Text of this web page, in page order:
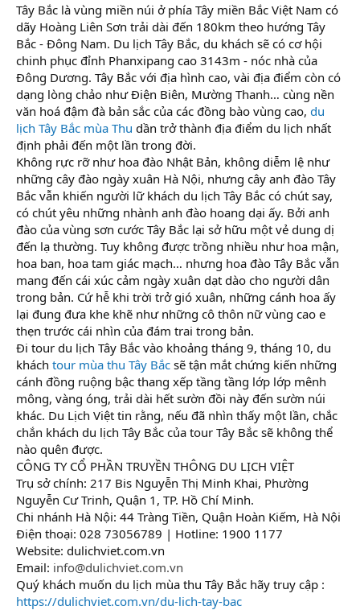
Tây Bắc là vùng miền núi ở phía Tây miền Bắc Việt Nam có
dãy Hoàng Liên Sơn trải dài đến 180km theo hướng Tây
Bắc - Đông Nam. Du lịch Tây Bắc, du khách sẽ có cơ hội
chinh phục đỉnh Phanxipang cao 3143m - nóc nhà của
Đông Dương. Tây Bắc với địa hình cao, vài địa điểm còn có
dạng lòng chảo như Điện Biên, Mường Thanh… cùng nền
văn hoá đậm đà bản sắc của các đồng bào vùng cao, du
lịch Tây Bắc mùa Thu dần trở thành địa điểm du lịch nhất
định phải đến một lần trong đời.
Không rực rỡ như hoa đào Nhật Bản, không diễm lệ như
những cây đào ngày xuân Hà Nội, nhưng cây anh đào Tây
Bắc vẫn khiến người lữ khách du lịch Tây Bắc có chút say,
có chút yêu những nhành anh đào hoang dại ấy. Bởi anh
đào của vùng sơn cước Tây Bắc lại sở hữu một vẻ dung dị
đến lạ thường. Tuy không được trồng nhiều như hoa mận,
hoa ban, hoa tam giác mạch… nhưng hoa đào Tây Bắc vẫn
mang đến cái xúc cảm ngày xuân dạt dào cho người dân
trong bản. Cứ hễ khi trời trở gió xuân, những cánh hoa ấy
lại đung đưa khe khẽ như những cô thôn nữ vùng cao e
thẹn trước cái nhìn của đám trai trong bản.
Đi tour du lịch Tây Bắc vào khoảng tháng 9, tháng 10, du
khách tour mùa thu Tây Bắc sẽ tận mắt chứng kiến những
cánh đồng ruộng bậc thang xếp tầng tầng lớp lớp mênh
mông, vàng óng, trải dài hết sườn đồi này đến sườn núi
khác. Du Lịch Việt tin rằng, nếu đã nhìn thấy một lần, chắc
chắn khách du lịch Tây Bắc của tour Tây Bắc sẽ không thể
nào quên được.
CÔNG TY CỔ PHẦN TRUYỀN THÔNG DU LỊCH VIỆT
Trụ sở chính: 217 Bis Nguyễn Thị Minh Khai, Phường
Nguyễn Cư Trinh, Quận 1, TP. Hồ Chí Minh.
Chi nhánh Hà Nội: 44 Tràng Tiền, Quận Hoàn Kiếm, Hà Nội
Điện thoại: 028 73056789 | Hotline: 1900 1177
Website: dulichviet.com.vn
Email: info@dulichviet.com.vn
Quý khách muốn du lịch mùa thu Tây Bắc hãy truy cập :
https://dulichviet.com.vn/du-lich-tay-bac